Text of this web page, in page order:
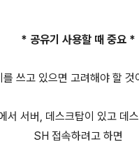
* 공유기 사용할 때 중요 *
를 쓰고 있으면 고려해야 할 것
서 서버, 데스크탑이 있고 데
SH 접속하려고 하면